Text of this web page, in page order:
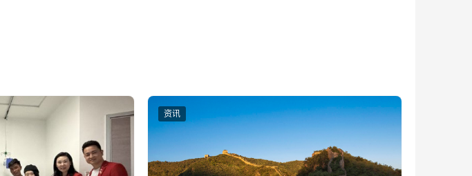
资讯